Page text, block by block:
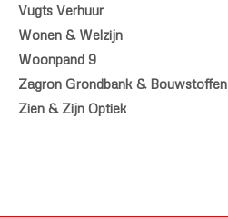
Vugts Verhuur
Wonen & Welzijn
Woonpand 9
Zagron Grondbank & Bouwstoffen
Zien & Zijn Optiek